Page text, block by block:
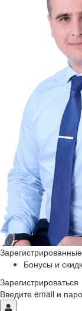
Бонусы и
Зарегистрироваться
Введите email и